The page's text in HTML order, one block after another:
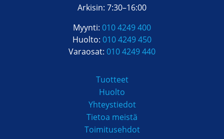
Arkisin: 7:30–16:00
Myynti: 010 4249 400
Huolto: 010 4249 450
Varaosat: 010 4249 440
Tuotteet
Huolto
Yhteystiedot
Tietoa meistä
Toimitusehdot